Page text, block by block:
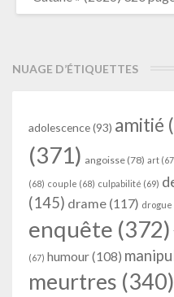
NUAGE D’ÉTIQUETTES
adolescence(93) amitié
(371) angoisse (78) art
(68) couple (68) culpabilité (69)
(145) drame (117) drogue
enquête (372)
(67) humour(108)
meurtres (340)